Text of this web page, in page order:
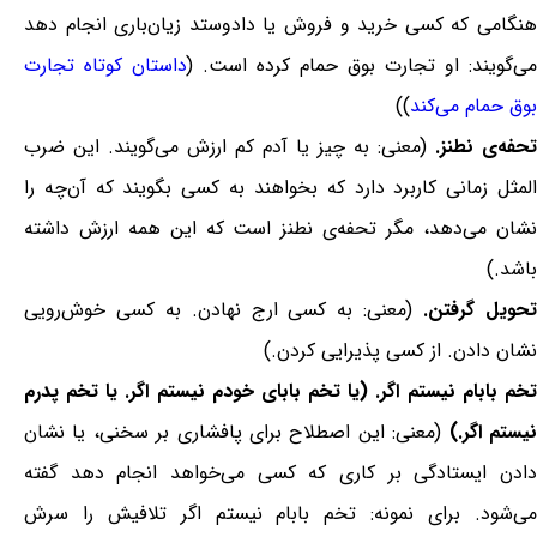
هنگامی که کسی خرید و فروش یا دادوستد زیان‌باری انجام دهد
می‌گویند: او تجارت بوق حمام کرده است. (داستان کوتاه تجارت
بوق حمام می‌کند))
تحفه‌ی نطنز. (معنی: به چیز یا آدم کم ارزش می‌گویند. این ضرب
المثل زمانی کاربرد دارد که بخواهند به کسی بگویند که آن‌چه را
نشان می‌دهد، مگر تحفه‌ی نطنز است که این همه ارزش داشته
باشد.)
تحویل گرفتن. (معنی: به کسی ارج نهادن. به کسی خوش‌رویی
نشان دادن. از کسی پذیرایی کردن.)
تخم بابام نیستم اگر. (یا تخم بابای خودم نیستم اگر. یا تخم پدرم
نیستم اگر.) (معنی: این اصطلاح برای پافشاری بر سخنی، یا نشان
دادن ایستادگی بر کاری که کسی می‌خواهد انجام دهد گفته
می‌شود. برای نمونه: تخم بابام نیستم اگر تلافیش را سرش